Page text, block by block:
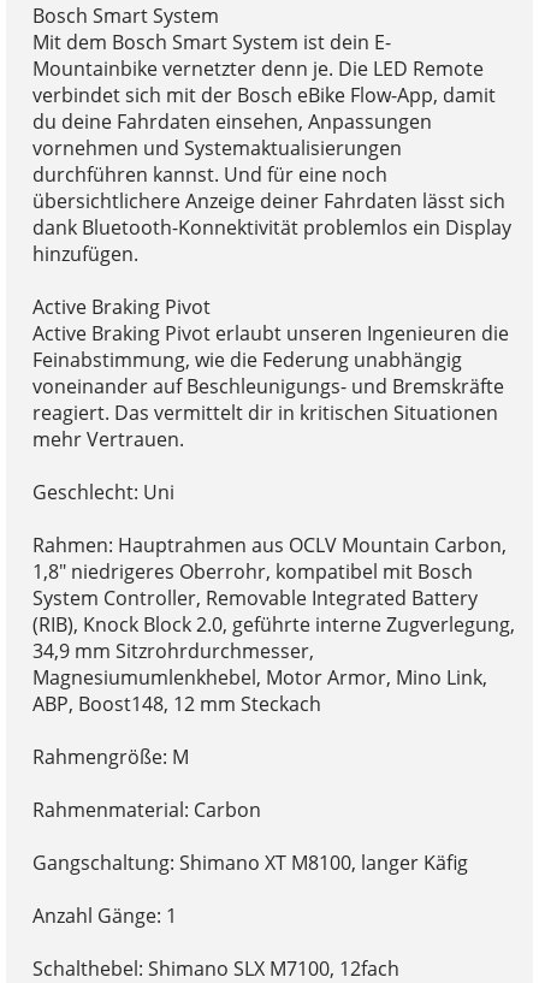
Bosch Smart System
Mit dem Bosch Smart System ist dein E-
Mountainbike vernetzter denn je. Die LED Remote
verbindet sich mit der Bosch eBike Flow-App, damit
du deine Fahrdaten einsehen, Anpassungen
vornehmen und Systemaktualisierungen
durchführen kannst. Und für eine noch
übersichtlichere Anzeige deiner Fahrdaten lässt sich
dank Bluetooth-Konnektivität problemlos ein Display
hinzufügen.
Active Braking Pivot
Active Braking Pivot erlaubt unseren Ingenieuren die
Feinabstimmung, wie die Federung unabhängig
voneinander auf Beschleunigungs- und Bremskräfte
reagiert. Das vermittelt dir in kritischen Situationen
mehr Vertrauen.
Geschlecht: Uni
Rahmen: Hauptrahmen aus OCLV Mountain Carbon,
1,8" niedrigeres Oberrohr, kompatibel mit Bosch
System Controller, Removable Integrated Battery
(RIB), Knock Block 2.0, geführte interne Zugverlegung,
34,9 mm Sitzrohrdurchmesser,
Magnesiumumlenkhebel, Motor Armor, Mino Link,
ABP, Boost148, 12 mm Steckach
Rahmengröße: M
Rahmenmaterial: Carbon
Gangschaltung: Shimano XT M8100, langer Käfig
Anzahl Gänge: 1
Schalthebel: Shimano SLX M7100, 12fach